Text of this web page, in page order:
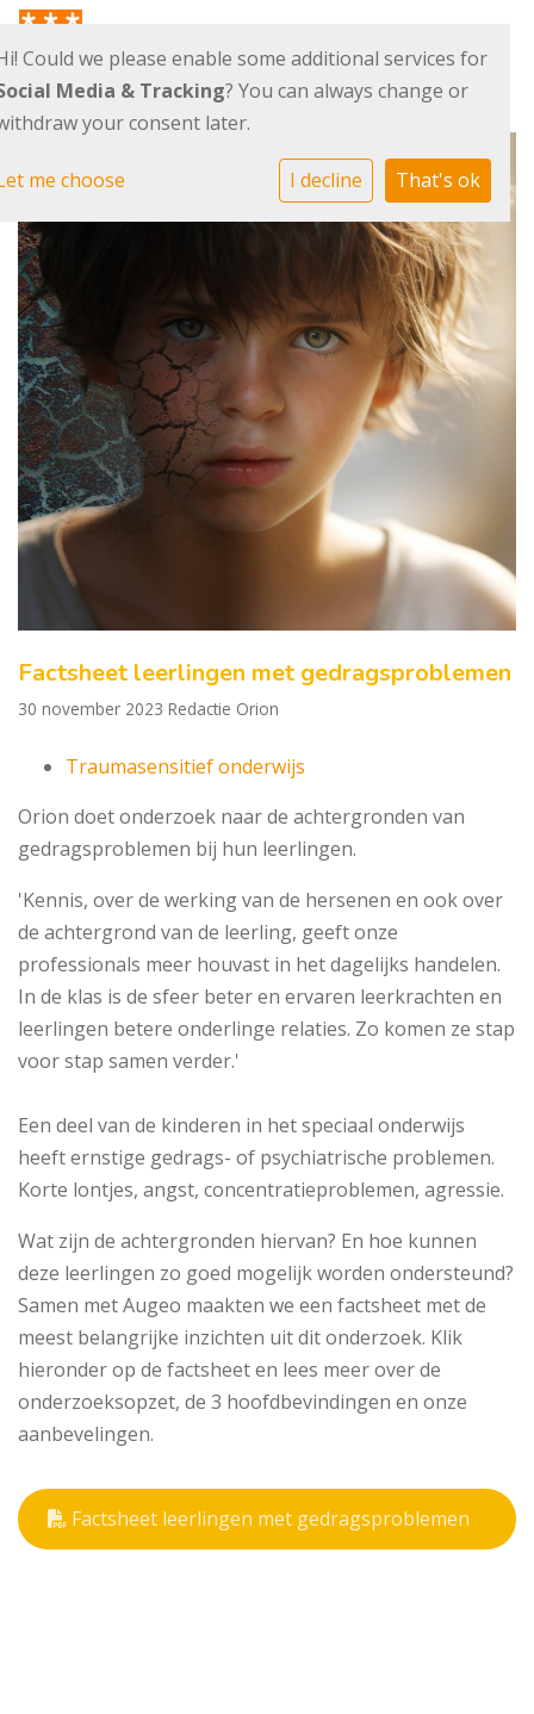
Factsheet leerlingen met gedragsproblemen
30 november 2023 Redactie Orion
Traumasensitief onderwijs
Orion doet onderzoek naar de achtergronden van
gedragsproblemen bij hun leerlingen.
'Kennis, over de werking van de hersenen en ook over
de achtergrond van de leerling, geeft onze
professionals meer houvast in het dagelijks handelen.
In de klas is de sfeer beter en ervaren leerkrachten en
leerlingen betere onderlinge relaties. Zo komen ze stap
voor stap samen verder.'
Een deel van de kinderen in het speciaal onderwijs
heeft ernstige gedrags- of psychiatrische problemen.
Korte lontjes, angst, concentratieproblemen, agressie.
Wat zijn de achtergronden hiervan? En hoe kunnen
deze leerlingen zo goed mogelijk worden ondersteund?
Samen met Augeo maakten we een factsheet met de
meest belangrijke inzichten uit dit onderzoek. Klik
hieronder op de factsheet en lees meer over de
onderzoeksopzet, de 3 hoofdbevindingen en onze
aanbevelingen.
Factsheet leerlingen met gedragsproblemen
Could we please enable some additional services for
Media & Tracking? You can always change or
your consent later.
me choose I decline That's ok